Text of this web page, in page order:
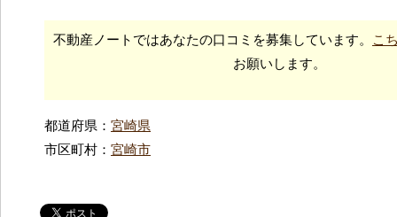
不動産ノートではあなたの口コミを募集しています。
こ
お願いします。
都道府県： 宮崎県
市区町村： 宮崎市